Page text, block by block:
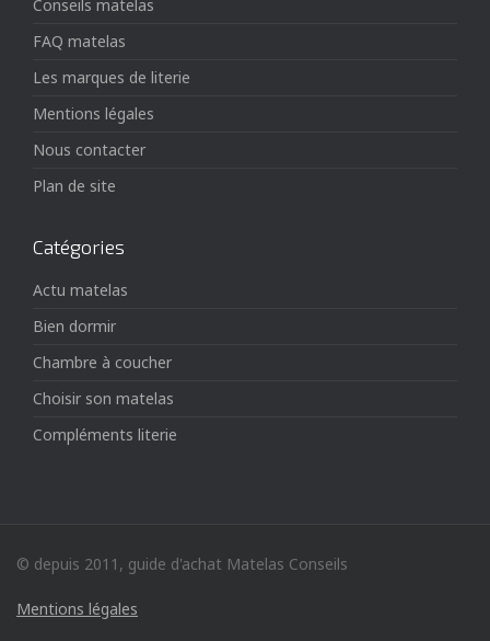
Conseils matelas
FAQ matelas
Les marques de literie
Mentions légales
Nous contacter
Plan de site
Catégories
Actu matelas
Bien dormir
Chambre à coucher
Choisir son matelas
Compléments literie
© depuis 2011, guide d'achat Matelas Conseils
Mentions légales